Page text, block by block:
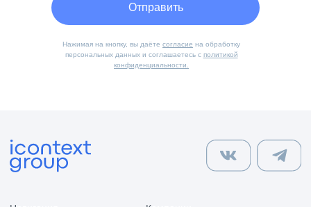
Отправить
Нажимая на кнопку, вы даёте согласие на обработку
персональных данных и соглашаетесь с политикой
конфиденциальности.